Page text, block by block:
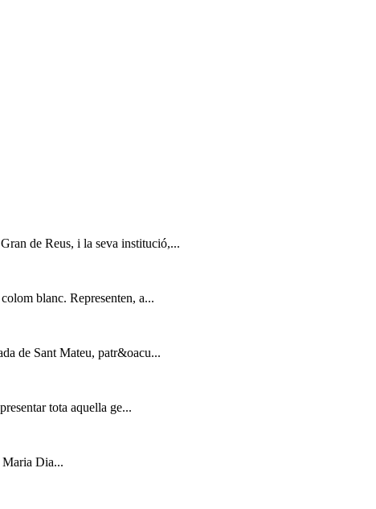
de Reus, i la seva institució,...
blanc. Representen, a...
de Sant Mateu, patr&oacu...
tota aquella ge...
Maria Dia...